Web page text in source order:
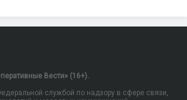
Вести» (16+).
службой по надзору в сфере связи,